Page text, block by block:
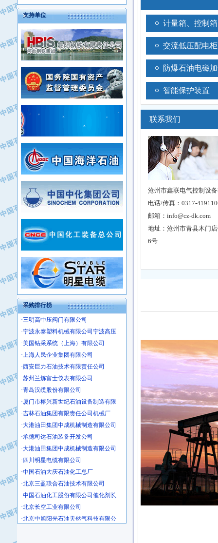
·中核苏阀科技实业股份有限公司
·山特电子（深圳）有限公司
·常州市中兴石油化工助剂有限公司
·姜堰市三联助剂有限公司
·四川中光高技术研究所有限责任公司
·山东东营胜利工业园区
·自贡五洲防腐安装有限公司
支持单位
采购排行榜
·中油油气勘探软件国家工程研究中心
·西安长庆钻宇集团咸阳石化有限公司
·新疆新冠控制系统工程有限公司
·新疆安维消防设施器材有限公司
·华北石油津工机械制造有限公司
·中国石化茂名石化分公司
·上海山武控制仪表有限公司
·上海赛科石油化工有限责任公司
·上海高桥石化
·中国石化扬子石油化工股份有限公司
·中国石化上海石油化工股份有限公司
·中国石化长岭炼化公司
·中国石油长庆油田分公司
·中国石油宁夏石化分公司
·山东墨龙石油机械股份有限公司
·大庆油田物资集团
·斯伦贝谢(天津)采油机械有限公司
·南阳防爆集团有限公司
·乳山市力久特种电机有限公司
·无锡西姆莱斯石油专用管制造有限公
·河北华北石油天成实业集团有限公司
·特变电工股份有限公司
·中国石化镇海炼油化工股份有限公司
·重庆川东阀门制造有限公司
·三明高中压阀门有限公司
·宁波永泰塑料机械有限公司宁波高压
·美国钻采系统（上海）有限公司
·上海人民企业集团有限公司
·西安巨力石油技术有限责任公司
·苏州兰炼富士仪表有限公司
·青岛汉缆股份有限公司
·厦门市榕兴新世纪石油设备制造有限
·吉林石油集团有限责任公司机械厂
·大港油田集团中成机械制造有限公司
·承德司达石油装备开发公司
·大港油田集团中成机械制造有限公司
·四川明星电缆有限公司
·中国石油大庆石油化工总厂
·北京三盈联合石油技术有限公司
·中国石油化工股份有限公司催化剂长
·北京长空工业有限公司
·北京中旭阳光石油天然气科技有限公
·托肯恒山科技（广州）有限公司